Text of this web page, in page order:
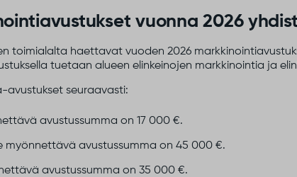
vuonna 2026
toimialalta haettavat vuoden 2026
tuetaan alueen elinkeinojen markkinointia ja
seuraavasti:
avustussumma on 17 000 €.
myönnettävä avustussumma on 45 000 €.
avustussumma on 35 000 €.